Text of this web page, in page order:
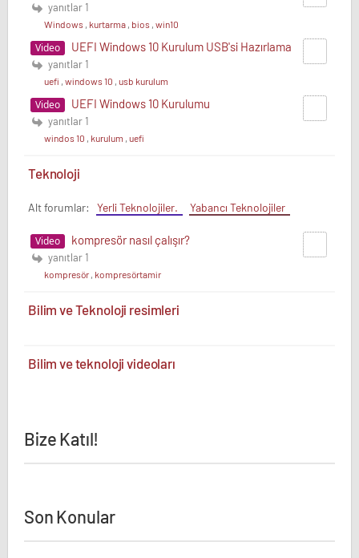
yanıtlar 1
Windows , kurtarma , bios , win10
Video UEFI Windows 10 Kurulum USB'si Hazırlama
yanıtlar 1
uefi , windows 10 , usb kurulum
Video UEFI Windows 10 Kurulumu
yanıtlar 1
windos 10 , kurulum , uefi
Teknoloji
Alt forumlar: Yerli Teknolojiler. Yabancı Teknolojiler
Video kompresör nasıl çalışır?
yanıtlar 1
kompresör , kompresörtamir
Bilim ve Teknoloji resimleri
Bilim ve teknoloji videoları
Bize Katıl!
Son Konular